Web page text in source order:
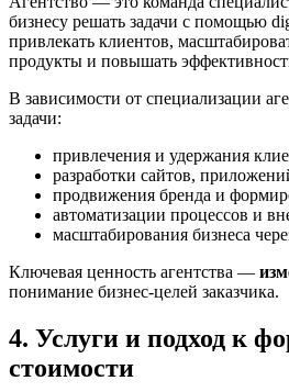
бизнесу решать задачи с помощью
привлекать клиентов,
продукты и повышать
В зависимости от специализации
задачи:
привлечения и удержания
разработки сайтов,
продвижения бренда и
автоматизации процессов и
масштабирования бизнеса
Ключевая ценность агентства —
понимание бизнес-целей заказчика.
4. Услуги и подход к
стоимости